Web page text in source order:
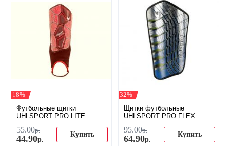
-18%
​Футбольные щитки
UHLSPORT PRO LITE
55.00р.
44.90р.
Купить
-32%
​Щитки футбольные
UHLSPORT PRO FLEX
95.00р.
64.90р.
Купить